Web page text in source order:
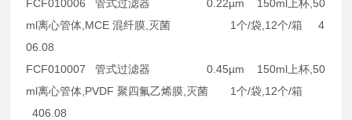
FCF010006 管式过滤器 0.22µm 150ml上杯,50
ml离心管体,MCE 混纤膜,灭菌 1个/袋,12个/箱 4
06.08
FCF010007 管式过滤器 0.45µm 150ml上杯,50
ml离心管体,PVDF 聚四氟乙烯膜,灭菌 1个/袋,12个/箱
406.08